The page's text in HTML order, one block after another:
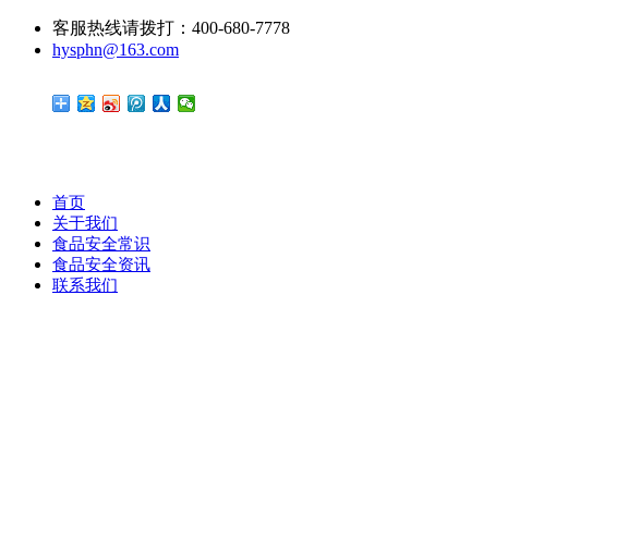
客服热线请拨打：400-680-7778
hysphn@163.com
首页
关于我们
食品安全常识
食品安全资讯
联系我们